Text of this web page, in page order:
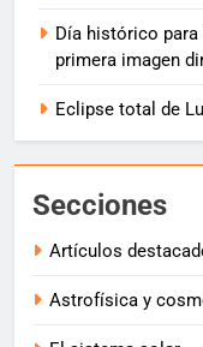
Día histórico
primera imagen
Eclipse total de
Secciones
Artículos
Astrofísica y